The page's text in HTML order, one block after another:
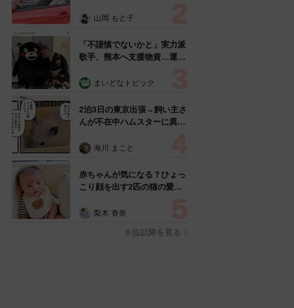
憩まで分刻み… 「大学生で
山岡 もと子
「不謹慎でないかと」実力派
歌手、熊本へ支援物資…運搬
めらい 「痛いほど伝わる」
まいどなトピック
2泊3日の東京出張→飼い主さ
んが不在中ハムスターに異
「急に老けた？」【漫画】
海川 まこと
赤ちゃんが気になる？ひょっ
こり顔を出す2匹の猫の愛ら
わいい構図あります？」「ベ
梨木 香奈
６位以降を見る